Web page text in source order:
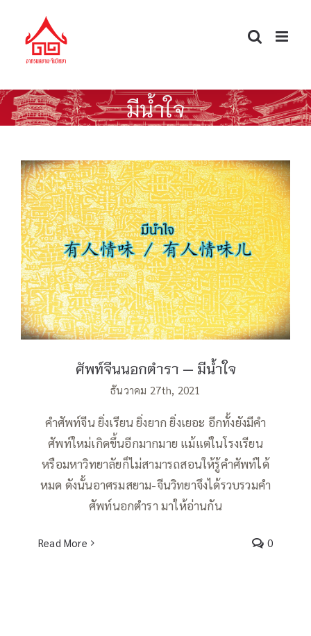
content
มีน้ำใจ
ศัพท์จีนนอกตำรา — มีน้ำใจ
ศัพท์จีนนอกตำรา — มีน้ำใจ
ธันวาคม 27th, 2021
คำศัพท์จีน ยิ่งเรียน ยิ่งยาก ยิ่งเยอะ อีกทั้งยังมีคำ
ศัพท์ใหม่เกิดขึ้นอีกมากมาย แม้แต่ในโรงเรียน
หรือมหาวิทยาลัยก็ไม่สามารถสอนให้รู้คำศัพท์ได้
หมด ดังนั้นอาศรมสยาม-จีนวิทยาจึงได้รวบรวมคำ
ศัพท์นอกตำรา มาให้อ่านกัน
Read More 0